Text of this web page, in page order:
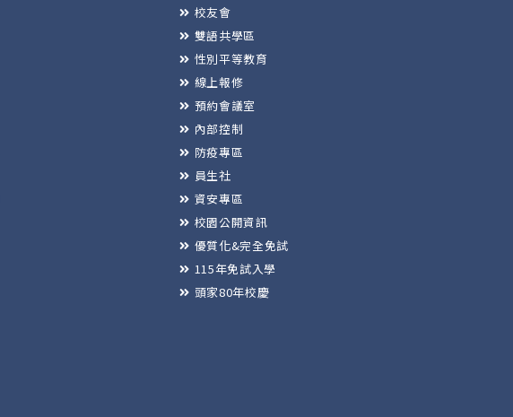
校友會
雙語共學區
性別平等教育
線上報修
預約會議室
內部控制
防疫專區
員生社
資安專區
校園公開資訊
優質化&完全免試
115年免試入學
頭家80年校慶